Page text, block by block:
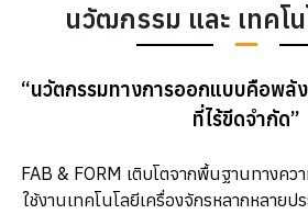
นวัฒกรรม และ เทคโน
“นวัตกรรมทางการออกแบบคือพลั
ที่ไร้ขีดจำกัด”
FAB & FORM เติบโตจากพื้นฐานทางค
ใช้งานเทคโนโลยีเครื่องจักรหลากหลายป